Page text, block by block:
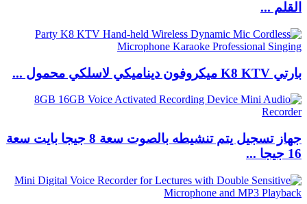
القلم ...
بارتي K8 KTV ميكروفون ديناميكي لاسلكي محمول ...
جهاز تسجيل يتم تنشيطه بالصوت سعة 8 جيجا بايت سعة
16 جيجا ...